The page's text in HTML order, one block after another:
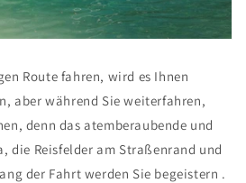
Route fahren, wird es Ihnen
aber während Sie weiterfahren,
denn das atemberaubende und
die Reisfelder am Straßenrand und
der Fahrt werden Sie begeistern .